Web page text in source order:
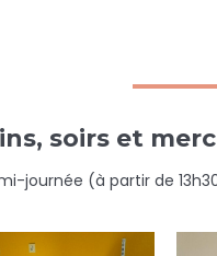
soirs et
journée (à partir de